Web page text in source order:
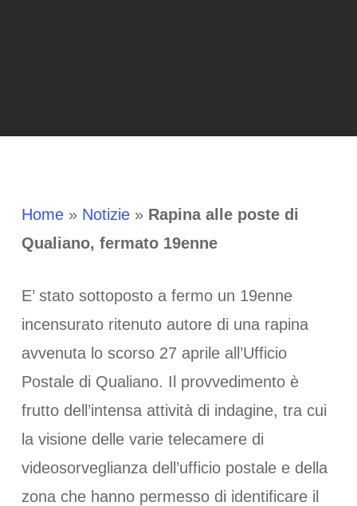
Home» Notizie» Rapina alle poste di
Qualiano, fermato 19enne
E’ stato sottoposto a fermo un 19enne
incensurato ritenuto autore di una rapina
avvenuta lo scorso 27 aprile all’Ufficio
Postale di Qualiano. Il provvedimento è
frutto dell’intensa attività di indagine, tra cui
la visione delle varie telecamere di
videosorveglianza dell’ufficio postale e della
zona che hanno permesso di identificare il